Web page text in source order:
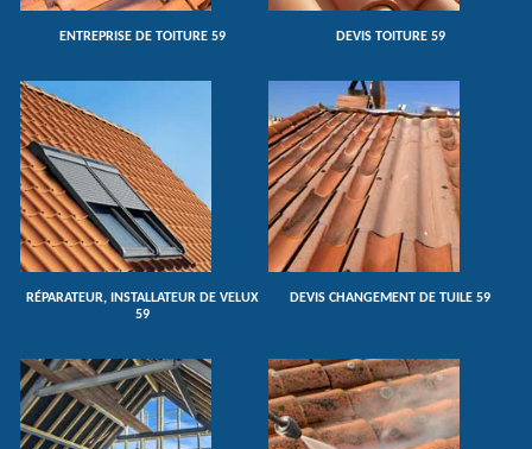
ENTREPRISE DE TOITURE 59 DEVIS TOITURE 59
RÉPARATEUR, INSTALLATEUR DE VELUX
59
DEVIS CHANGEMENT DE TUILE 59